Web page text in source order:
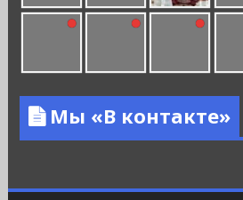
Мы «В контакте»